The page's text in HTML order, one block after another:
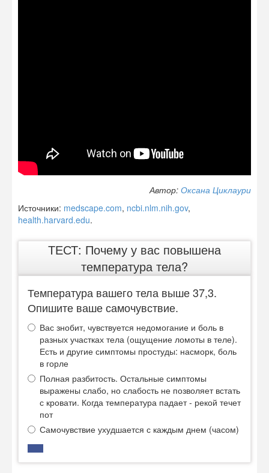
Автор: Оксана Циклаури
Источники: medscape.com, ncbi.nlm.nih.gov,
health.harvard.edu.
ТЕСТ: Почему у вас повышена
температура тела?
Температура вашего тела выше 37,3.
Опишите ваше самочувствие.
Вас знобит, чувствуется недомогание и боль в
разных участках тела (ощущение ломоты в теле).
Есть и другие симптомы простуды: насморк, боль
в горле
Полная разбитость. Остальные симптомы
выражены слабо, но слабость не позволяет встать
с кровати. Когда температура падает - рекой течет
пот
Самочувствие ухудшается с каждым днем (часом)